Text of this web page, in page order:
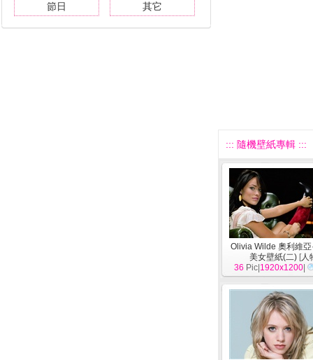
節日 其它
::: 隨機壁紙專輯 :::
Olivia Wilde 奧利維亞
美女壁紙(二) [人
36 Pic| 1920x1200